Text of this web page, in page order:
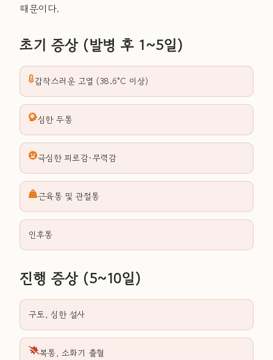
때문이다.
초기 증상 (발병 후 1~5일)
갑작스러운 고열 (38.6°C 이상)
심한 두통
극심한 피로감·무력감
근육통 및 관절통
인후통
진행 증상 (5~10일)
구토, 심한 설사
복통, 소화기 출혈